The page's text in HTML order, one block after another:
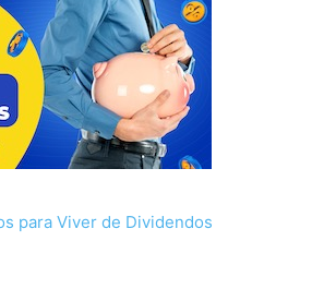
para Viver de Dividendos